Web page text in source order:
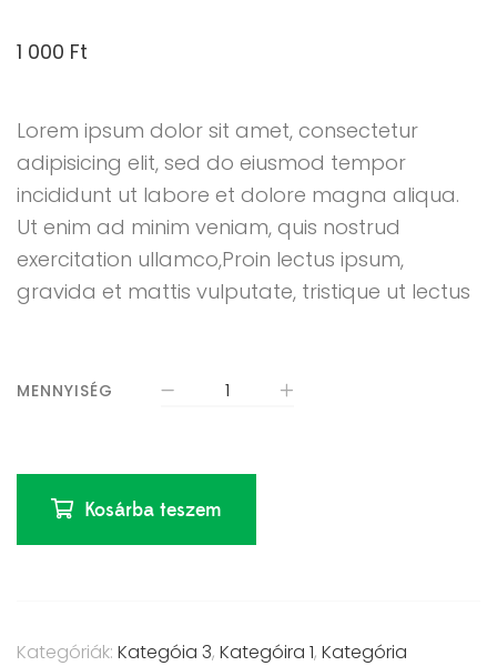
1 000 Ft
Lorem ipsum dolor sit amet, consectetur
adipisicing elit, sed do eiusmod tempor
incididunt ut labore et dolore magna aliqua.
Ut enim ad minim veniam, quis nostrud
exercitation ullamco,Proin lectus ipsum,
gravida et mattis vulputate, tristique ut lectus
MENNYISÉG
Kosárba teszem
Kategóriák: Kategóia 3, Kategóira 1, Kategória